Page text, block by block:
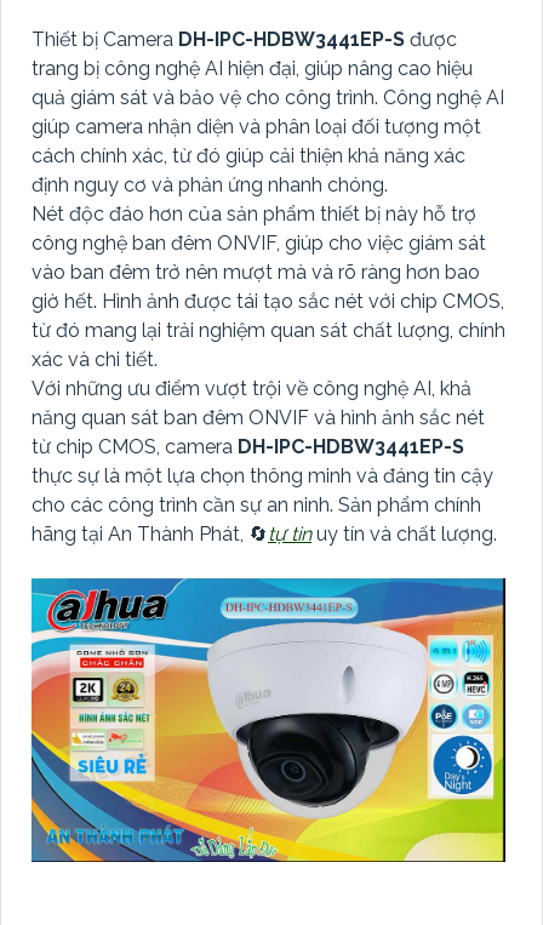
Thiết bị Camera DH-IPC-HDBW3441EP-S được
trang bị công nghệ AI hiện đại, giúp nâng cao hiệu
quả giám sát và bảo vệ cho công trình. Công nghệ AI
giúp camera nhận diện và phân loại đối tượng một
cách chính xác, từ đó giúp cải thiện khả năng xác
định nguy cơ và phản ứng nhanh chóng.
Nét độc đáo hơn của sản phẩm thiết bị này hỗ trợ
công nghệ ban đêm ONVIF, giúp cho việc giám sát
vào ban đêm trở nên mượt mà và rõ ràng hơn bao
giờ hết. Hình ảnh được tái tạo sắc nét với chip CMOS,
từ đó mang lại trải nghiệm quan sát chất lượng, chính
xác và chi tiết.
Với những ưu điểm vượt trội về công nghệ AI, khả
năng quan sát ban đêm ONVIF và hình ảnh sắc nét
từ chip CMOS, camera DH-IPC-HDBW3441EP-S
thực sự là một lựa chọn thông minh và đáng tin cậy
cho các công trình cần sự an ninh. Sản phẩm chính
hãng tại An Thành Phát, 🔄 tự tinuy tín và chất lượng.